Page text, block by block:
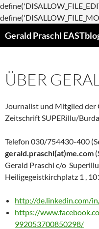
Gerald Praschl
ÜBER
Journalist und Mitglied
Zeitschrift SUPERillu/
Telefon 030/754430-400
gerald.praschl(at)me.com
Gerald Praschl c/o
Heiligegeistkirchplatz 1 ,
http://de.linkedin.com/
https://
992053700850298/